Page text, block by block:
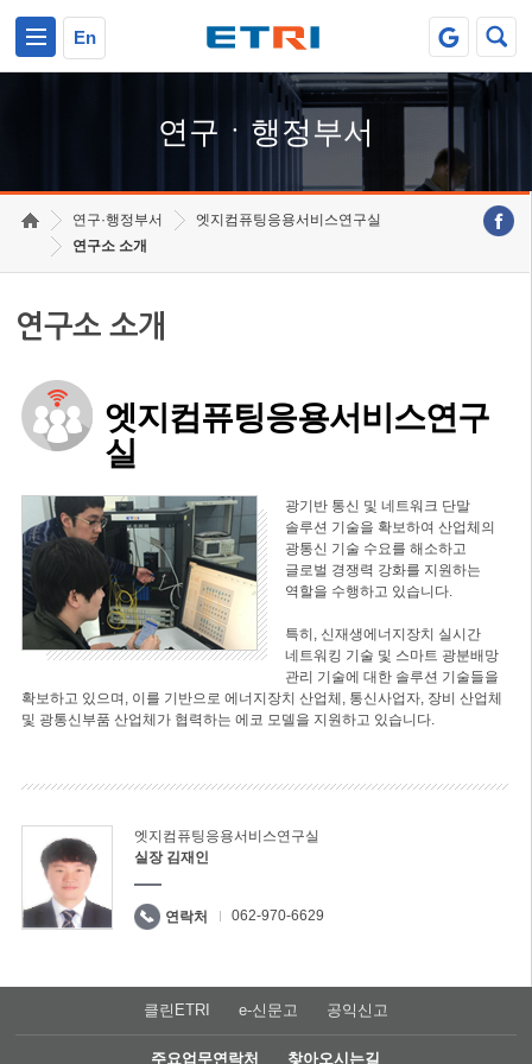
En
연구ㆍ행정부서
연구·행정부서
엣지컴퓨팅응용서비스연구실
연구소 소개
연구소 소개
엣지컴퓨팅응용서비스연구
실
광기반 통신 및 네트워크 단말
솔루션 기술을 확보하여 산업체의
광통신 기술 수요를 해소하고
글로벌 경쟁력 강화를 지원하는
역할을 수행하고 있습니다.
특히, 신재생에너지장치 실시간
네트워킹 기술 및 스마트 광분배망
관리 기술에 대한 솔루션 기술들을
확보하고 있으며, 이를 기반으로 에너지장치 산업체, 통신사업자, 장비 산업체
및 광통신부품 산업체가 협력하는 에코 모델을 지원하고 있습니다.
엣지컴퓨팅응용서비스연구실
실장 김재인
연락처 062-970-6629
클린ETRI e-신문고 공익신고
주요업무연락처 찾아오시는길